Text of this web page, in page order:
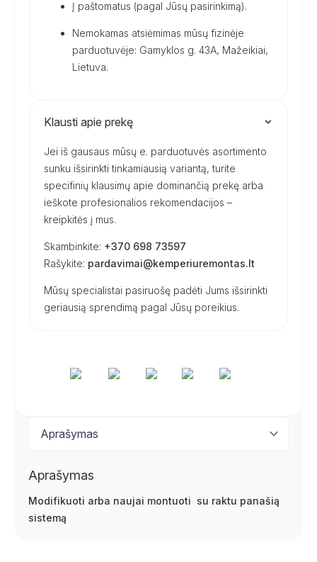
Į paštomatus (pagal Jūsų pasirinkimą).
Nemokamas atsiėmimas mūsų fizinėje
parduotuvėje: Gamyklos g. 43A, Mažeikiai,
Lietuva.
Klausti apie prekę
Jei iš gausaus mūsų e. parduotuvės asortimento
sunku išsirinkti tinkamiausią variantą, turite
specifinių klausimų apie dominančią prekę arba
ieškote profesionalios rekomendacijos –
kreipkitės į mus.
Skambinkite: +370 698 73597
Rašykite: pardavimai@kemperiuremontas.lt
Mūsų specialistai pasiruošę padėti Jums išsirinkti
geriausią sprendimą pagal Jūsų poreikius.
Aprašymas
Modifikuoti arba naujai montuoti su raktu panašią
sistemą